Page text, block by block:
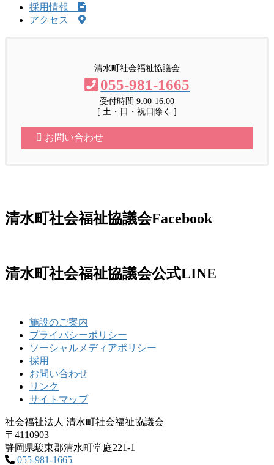
採用情報
アクセス
清水町社会福祉協議会
055-981-1665
受付時間 9:00-16:00
[ 土・日・祝日除く ]
お問い合わせ
清水町社会福祉協議会Facebook
清水町社会福祉協議会公式LINE
施設のご案内
プライバシーポリシー
ソーシャルメディアポリシー
採用
お問い合わせ
リンク
サイトマップ
社会福祉法人 清水町社会福祉協議会
〒4110903
静岡県駿東郡清水町堂庭221‐1
055-981-1665